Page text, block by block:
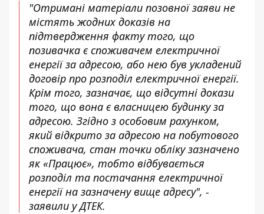
"Отримані матеріали позовної заяви не
містять жодних доказів на
підтвердження факту того, що
позивачка є споживачем електричної
енергії за адресою, або нею був укладений
договір про розподіл електричної енергії.
Крім того, зазначає, що відсутні докази
того, що вона є власницею будинку за
адресою. Згідно з особовим рахунком,
який відкрито за адресою на побутового
споживача, стан точки обліку зазначено
як «Працює», тобто відбувається
розподіл та постачання електричної
енергії на зазначену вище адресу", -
заявили у ДТЕК.